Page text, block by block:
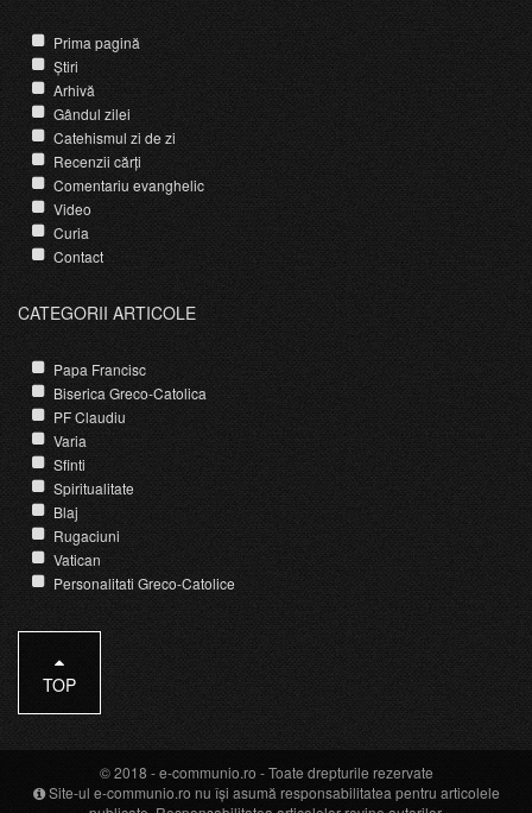
Prima pagină
Știri
Arhivă
Gândul zilei
Catehismul zi de zi
Recenzii cărți
Comentariu evanghelic
Video
Curia
Contact
CATEGORII ARTICOLE
Papa Francisc
Biserica Greco-Catolica
PF Claudiu
Varia
Sfinti
Spiritualitate
Blaj
Rugaciuni
Vatican
Personalitati Greco-Catolice
TOP
© 2018 -e-communio.ro - Toate drepturile rezervate
Site-ul e-communio.ro nu își asumă responsabilitatea pentru articolele